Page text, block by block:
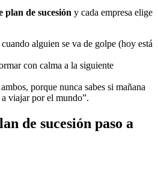
plan de sucesión y cada empresa elige
cuando alguien se va de golpe (hoy está
con calma a la siguiente
porque nunca sabes si mañana
viajar por el mundo”.
de sucesión paso a